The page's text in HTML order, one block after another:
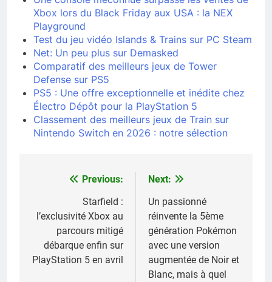
Xbox lors du Black Friday aux USA : la NEX
Playground
Test du jeu vidéo Islands & Trains sur PC Steam
Net: Un peu plus sur Demasked
Comparatif des meilleurs jeux de Tower
Defense sur PS5
PS5 : Une offre exceptionnelle et inédite chez
Électro Dépôt pour la PlayStation 5
Classement des meilleurs jeux de Train sur
Nintendo Switch en 2026 : notre sélection
Navigation
l’article
Previous:
Starfield :
l’exclusivité Xbox au
parcours mitigé
débarque enfin sur
PlayStation 5 en avril
Next:
Un passionné
réinvente la 5ème
génération Pokémon
avec une version
augmentée de Noir et
Blanc, mais à quel